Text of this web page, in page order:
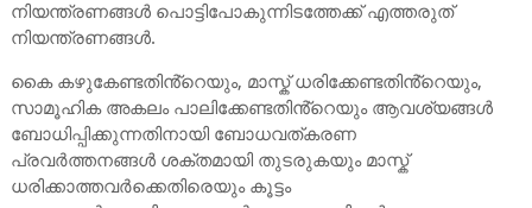
നിയന്ത്രണങ്ങൾ പൊട്ടിപോകുന്നിടത്തേക്ക് എത്തരുത്
നിയന്ത്രണങ്ങൾ.
കൈ കഴുകേണ്ടതിൻ്റെയും, മാസ്ക് ധരിക്കേണ്ടതിൻ്റെയും,
സാമൂഹിക അകലം പാലിക്കേണ്ടതിൻ്റെയും ആവശ്യങ്ങൾ
ബോധിപ്പിക്കുന്നതിനായി ബോധവത്കരണ
പ്രവർത്തനങ്ങൾ ശക്തമായി തുടരുകയും മാസ്ക്
ധരിക്കാത്തവർക്കെതിരെയും കൂട്ടം